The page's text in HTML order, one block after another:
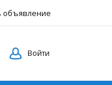
объявление
Войти